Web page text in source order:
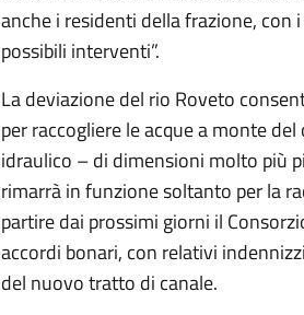
anche i residenti della frazione,
possibili interventi”.
La deviazione del rio Roveto
per raccogliere le acque a monte
idraulico – di dimensioni molto più
rimarrà in funzione soltanto per la
partire dai prossimi giorni il
accordi bonari, con relativi
del nuovo tratto di canale.